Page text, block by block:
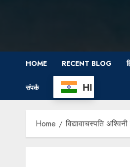
HOME RECENT BLOG
संपर्क HI
Home विद्यावाचस्पति